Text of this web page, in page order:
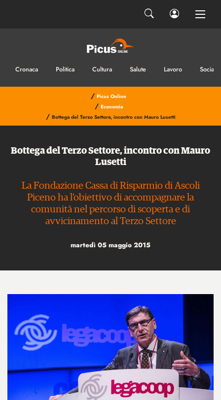
Cronaca Politica Cultura Salute Lavoro Sociale
/ Picus Online
/ Economia
/ Bottega del Terzo Settore, incontro con Mauro Lusetti
Bottega del Terzo Settore, incontro con Mauro
Lusetti
La Fondazione Cassa di Risparmio di Ascoli
Piceno ha l’obiettivo di accompagnare la
comunità nel percorso di scoperta e di
avvicinamento al Terzo Settore
martedì 05 maggio 2015